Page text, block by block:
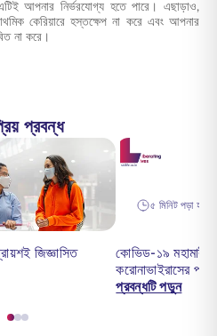
আপনার নির্ভরযোগ্য হতে পারে। এছাড়াও,
কেরিয়ারে হস্তক্ষেপ না করে এবং আপনার
না করে।
প্রবন্ধ
জিজ্ঞাসিত
৫ মিনিট পড়া
কোভিড-১৯ মহামারী:
করোনাভাইরাসের
প্রবন্ধটি পড়ুন